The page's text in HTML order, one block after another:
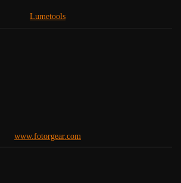
Lumetools
www.fotorgear.com